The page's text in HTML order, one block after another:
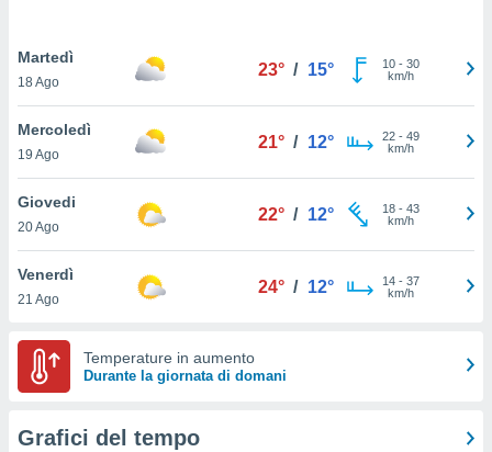
In
ti
per
nel
utilizzati
o
Martedì
18 Ago
23° / 15° 10- 30
km/h
Mercoledì
19 Ago
21° / 12° 22- 49
km/h
Giovedi
20 Ago
22° / 12° 18- 43
km/h
Venerdì
21 Ago
24° / 12° 14- 37
km/h
Temperature in aumento
Durante la giornata di domani
Grafici del tempo